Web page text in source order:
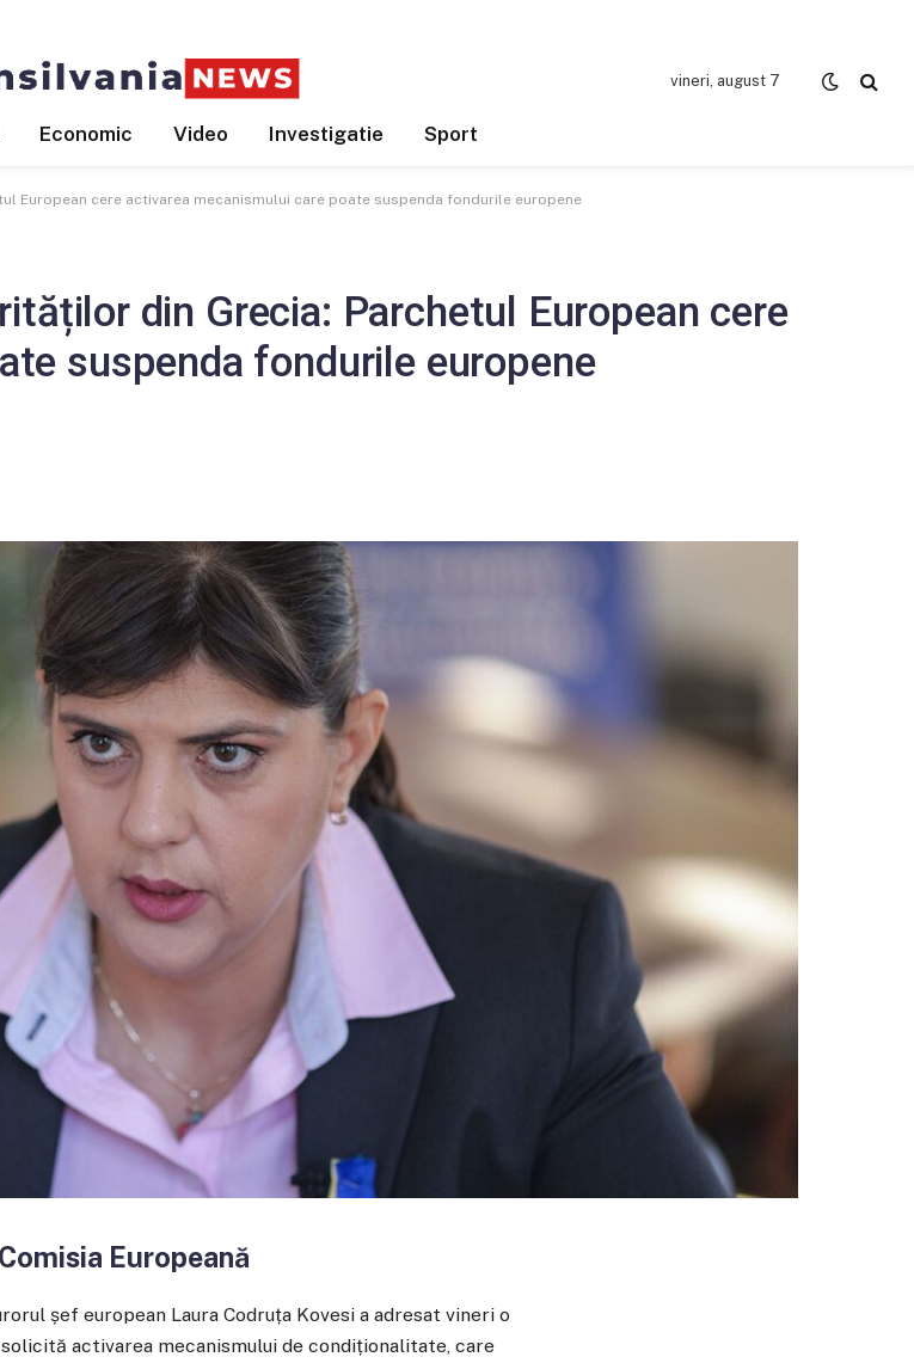
vineri, august 7
Economic Video Investigatie Sport
European cere activarea mecanismului care poate suspenda fondurile europene
din Grecia: Parchetul European cere
suspenda fondurile europene
Europeană
șef european Laura Codruța Kovesi a adresat vineri o
activarea mecanismului de condiționalitate, care